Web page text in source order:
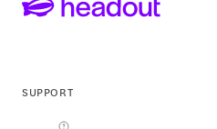
SUPPORT